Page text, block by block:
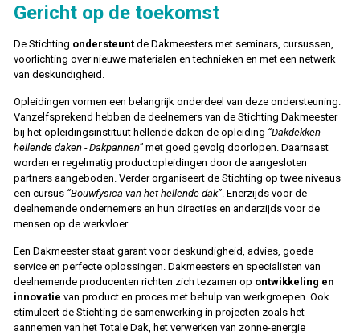
Gericht op de toekomst
De Stichting ondersteunt de Dakmeesters met seminars, cursussen,
voorlichting over nieuwe materialen en technieken en met een netwerk
van deskundigheid.
Opleidingen vormen een belangrijk onderdeel van deze ondersteuning.
Vanzelfsprekend hebben de deelnemers van de Stichting Dakmeester
bij het opleidingsinstituut hellende daken de opleiding “Dakdekken
hellende daken - Dakpannen” met goed gevolg doorlopen. Daarnaast
worden er regelmatig productopleidingen door de aangesloten
partners aangeboden. Verder organiseert de Stichting op twee niveaus
een cursus “Bouwfysica van het hellende dak” . Enerzijds voor de
deelnemende ondernemers en hun directies en anderzijds voor de
mensen op de werkvloer.
Een Dakmeester staat garant voor deskundigheid, advies, goede
service en perfecte oplossingen. Dakmeesters en specialisten van
deelnemende producenten richten zich tezamen op ontwikkeling en
innovatie van product en proces met behulp van werkgroepen. Ook
stimuleert de Stichting de samenwerking in projecten zoals het
aannemen van het Totale Dak, het verwerken van zonne-energie